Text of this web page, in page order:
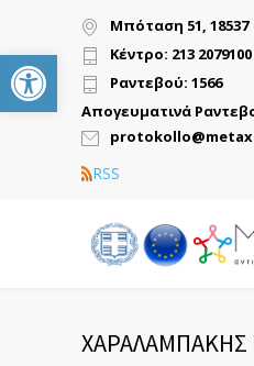
Ανοίξτε τη γραμμή εργαλείων
Μπόταση 51, 18537
Κέντρο: 213 2079100
Ραντεβού: 1566
Απογευματινά
RSS
ΧΑΡΑΛΑΜΠΑΚΗΣ